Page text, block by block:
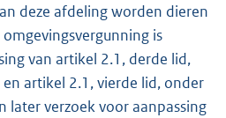
deze afdeling worden dieren
is
van artikel 2.1, derde lid,
artikel 2.1, vierde lid, onder
later verzoek voor aanpassing